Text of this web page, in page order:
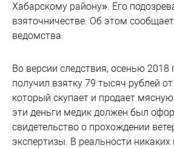
Хабарскому району». Его
взяточничестве. Об этом
ведомства.
Во версии следствия, осенью 2018
получил взятку 79 тысяч рублей
который скупает и продает
эти деньги медик должен был
свидетельство о прохождении
экспертизы. В реальности никаких